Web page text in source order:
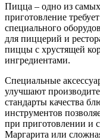
Пицца – одно из
приготовление
специального
для пиццерий и
пиццы с хрустящей
ингредиентами.
Специальные
улучшают
стандарты качества
инструментов
при приготовлении и
Маргарита или